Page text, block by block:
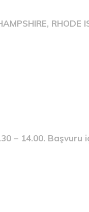
RHODE
– 14.00. Başvuru